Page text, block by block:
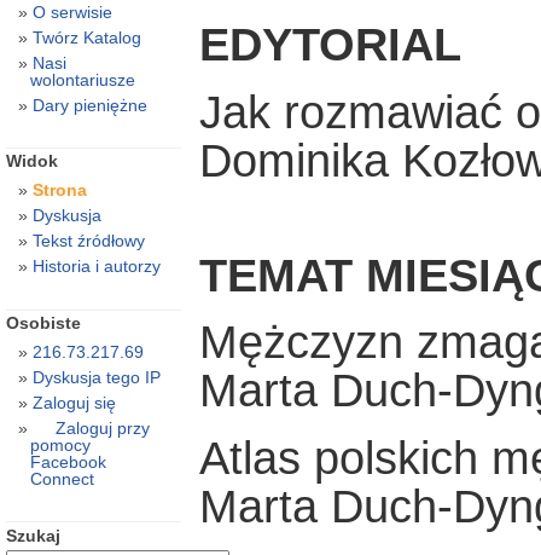
EDYTORIAL
Jak rozmawiać
Dominika
TEMAT
Mężczyzn
Marta Duch-
Atlas polskich
Marta Duch-
O serwisie
Twórz Katalog
Nasi
wolontariusze
Dary pieniężne
Widok
Strona
Dyskusja
Tekst źródłowy
Historia i autorzy
Osobiste
216.73.217.69
Dyskusja tego IP
Zaloguj się
Zaloguj przy
pomocy
Facebook
Connect
Szukaj